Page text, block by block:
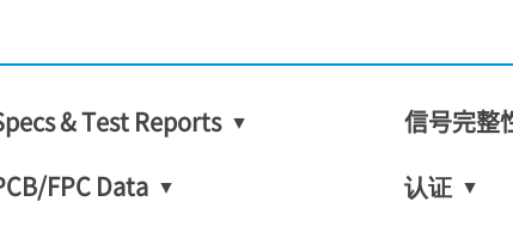
& Test Reports
FPC Data
信号完整
认证